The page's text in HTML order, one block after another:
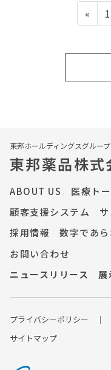
ー
ジ
送
り
«
固
1
東邦ホールディングスグループ
東邦薬品株式
ABOUT US 医療ト
顧客支援システム
採用情報
数字であ
お問い合わせ
ニュースリリース
展
プライバシーポ リシー
サイトマップ